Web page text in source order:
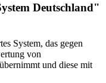
Deutschland"
System, das gegen
von
und diese mit